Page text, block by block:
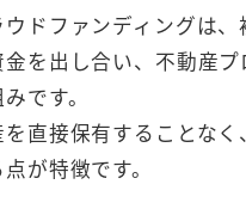
ドファンディングは
を出し合い、不動産
です。
直接保有することなく
が特徴です。